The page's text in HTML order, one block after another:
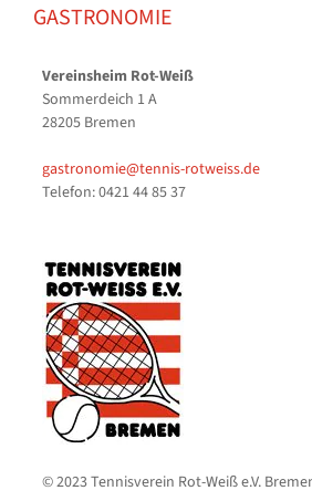
GASTRONOMIE
Vereinsheim Rot-Weiß
Sommerdeich 1 A
28205 Bremen
gastronomie@tennis-rotweiss.de
Telefon: 0421 44 85 37
© 2023 Tennisverein Rot-Weiß e.V.